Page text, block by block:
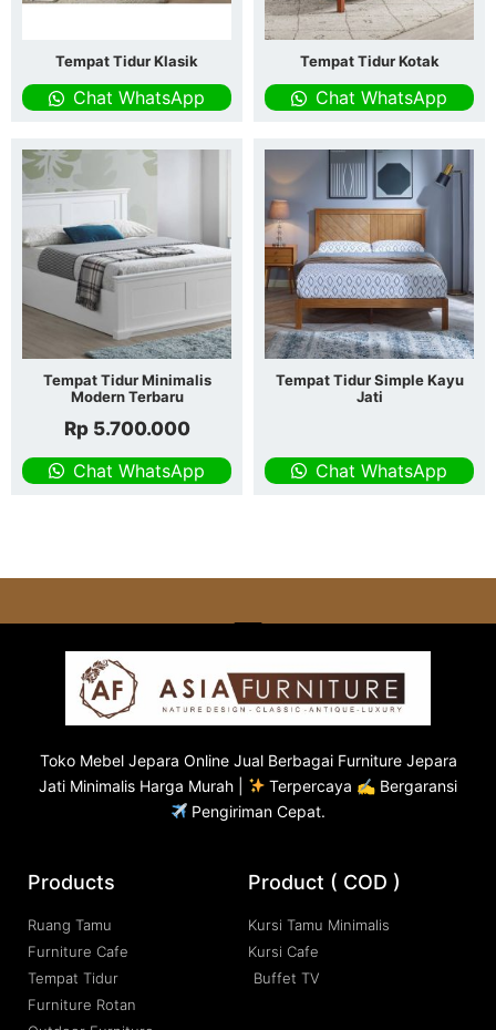
Tempat Tidur Klasik
Chat WhatsApp
Tempat Tidur Kotak
Chat WhatsApp
Tempat Tidur Minimalis
Modern Terbaru
Rp5.700.000
Chat WhatsApp
Tempat Tidur Simple Kayu
Jati
Chat WhatsApp
Toko Mebel Jepara Online Jual Berbagai Furniture Jepara
Jati Minimalis Harga Murah |
Terpercaya ✍ Bergaransi
Pengiriman Cepat.
Products
Ruang Tamu
Furniture Cafe
Tempat Tidur
Furniture Rotan
Product ( COD )
Kursi Tamu Minimalis
Kursi Cafe
Buffet TV